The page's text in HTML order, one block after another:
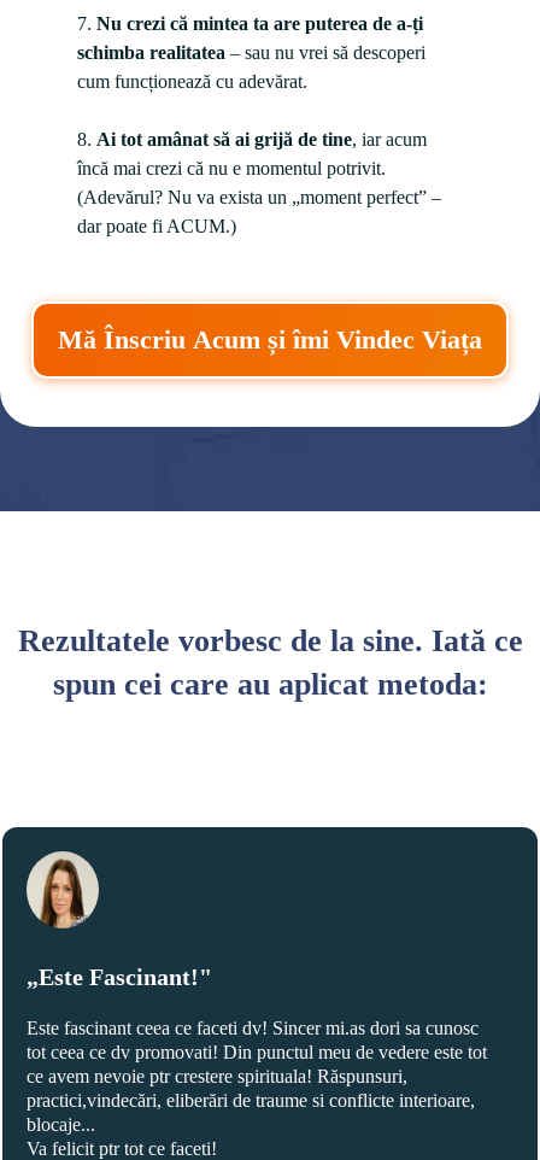
7. Nu crezi că mintea ta are puterea de a-ți
schimba realitatea – sau nu vrei să descoperi
cum funcționează cu adevărat.
8. Ai tot amânat să ai grijă de tine, iar acum
încă mai crezi că nu e momentul potrivit.
(Adevărul? Nu va exista un „moment perfect” –
dar poate fi ACUM.)
Mă Înscriu Acum și îmi Vindec Viața
Rezultatele vorbesc de la sine. Iată ce
spun cei care au aplicat metoda:
„Este Fascinant!"
Este fascinant ceea ce faceti dv! Sincer mi.as dori sa cunosc
tot ceea ce dv promovati! Din punctul meu de vedere este tot
ce avem nevoie ptr crestere spirituala! Răspunsuri,
practici,vindecări, eliberări de traume si conflicte interioare,
blocaje...
Va felicit ptr tot ce faceti!